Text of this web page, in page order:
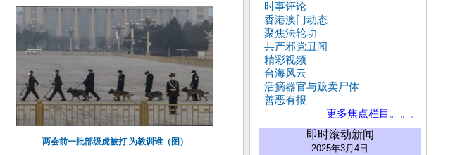
两会前一批部级虎被打 为教训谁（图）
时事评论
香港澳门动态
聚焦法轮功
共产邪党丑闻
精彩视频
台海风云
活摘器官与贩卖尸体
善恶有报
更多焦点栏目。。。
即时滚动新闻
2025年3月4日